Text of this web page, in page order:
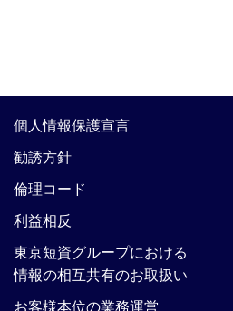
個人情報保護宣言
勧誘方針
倫理コード
利益相反
東京短資グループにおける
情報の相互共有のお取扱い
お客様本位の業務運営